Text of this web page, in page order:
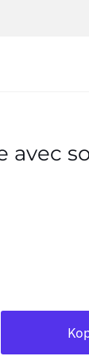
avec